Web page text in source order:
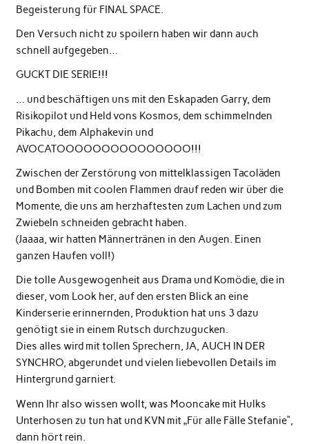
Begeisterung für FINAL SPACE.
Den Versuch nicht zu spoilern haben wir dann auch
schnell aufgegeben…
GUCKT DIE SERIE!!!
… und beschäftigen uns mit den Eskapaden Garry, dem
Risikopilot und Held vons Kosmos, dem schimmelnden
Pikachu, dem Alphakevin und
AVOCATOOOOOOOOOOOOOOO!!!
Zwischen der Zerstörung von mittelklassigen Tacoläden
und Bomben mit coolen Flammen drauf reden wir über die
Momente, die uns am herzhaftesten zum Lachen und zum
Zwiebeln schneiden gebracht haben.
(Jaaaa, wir hatten Männertränen in den Augen. Einen
ganzen Haufen voll!)
Die tolle Ausgewogenheit aus Drama und Komödie, die in
dieser, vom Look her, auf den ersten Blick an eine
Kinderserie erinnernden, Produktion hat uns 3 dazu
genötigt sie in einem Rutsch durchzugucken.
Dies alles wird mit tollen Sprechern, JA, AUCH IN DER
SYNCHRO, abgerundet und vielen liebevollen Details im
Hintergrund garniert.
Wenn Ihr also wissen wollt, was Mooncake mit Hulks
Unterhosen zu tun hat und KVN mit „Für alle Fälle Stefanie“,
dann hört rein.